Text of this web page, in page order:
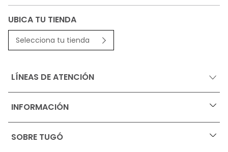
UBICA TU TIENDA
Selecciona tu tienda
LÍNEAS DE ATENCIÓN
INFORMACIÓN +
Ofertas vigentes
SOBRE TUGÓ +